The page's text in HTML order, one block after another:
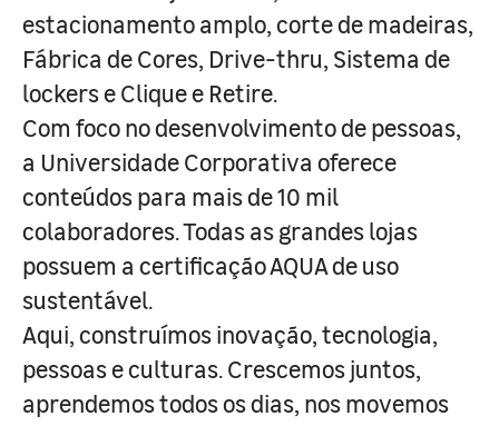
estacionamento amplo, corte de madeiras,
Fábrica de Cores, Drive-thru, Sistema de
lockers e Clique e Retire.
Com foco no desenvolvimento de pessoas,
a Universidade Corporativa oferece
conteúdos para mais de 10 mil
colaboradores. Todas as grandes lojas
possuem a certificação AQUA de uso
sustentável.
Aqui, construímos inovação, tecnologia,
pessoas e culturas. Crescemos juntos,
aprendemos todos os dias, nos movemos